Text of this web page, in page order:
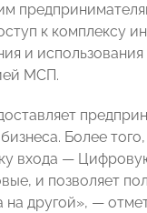
к комплексу
и
МСП.
Более
входа —
и позволяет
на другой», —